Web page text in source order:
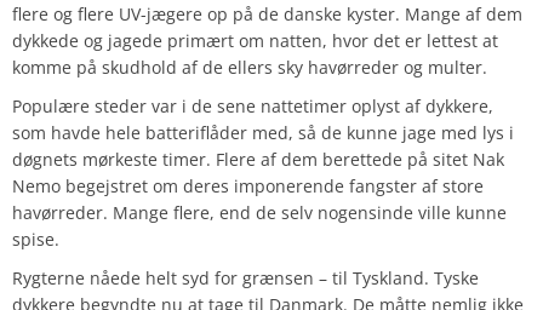
flere og flere UV-jægere op på de danske kyster. Mange af dem
dykkede og jagede primært om natten, hvor det er lettest at
komme på skudhold af de ellers sky havørreder og multer.
Populære steder var i de sene nattetimer oplyst af dykkere,
som havde hele batteriflåder med, så de kunne jage med lys i
døgnets mørkeste timer. Flere af dem berettede på sitet Nak
Nemo begejstret om deres imponerende fangster af store
havørreder. Mange flere, end de selv nogensinde ville kunne
spise.
Rygterne nåede helt syd for grænsen – til Tyskland. Tyske
dykkere begyndte nu at tage til Danmark. De måtte nemlig ikke